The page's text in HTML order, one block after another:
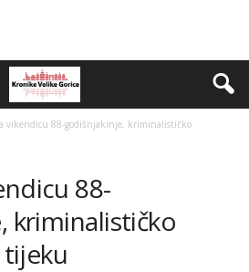
vikendicu 88-godišnjakinje, kriminalističko
88-
kriminalističko